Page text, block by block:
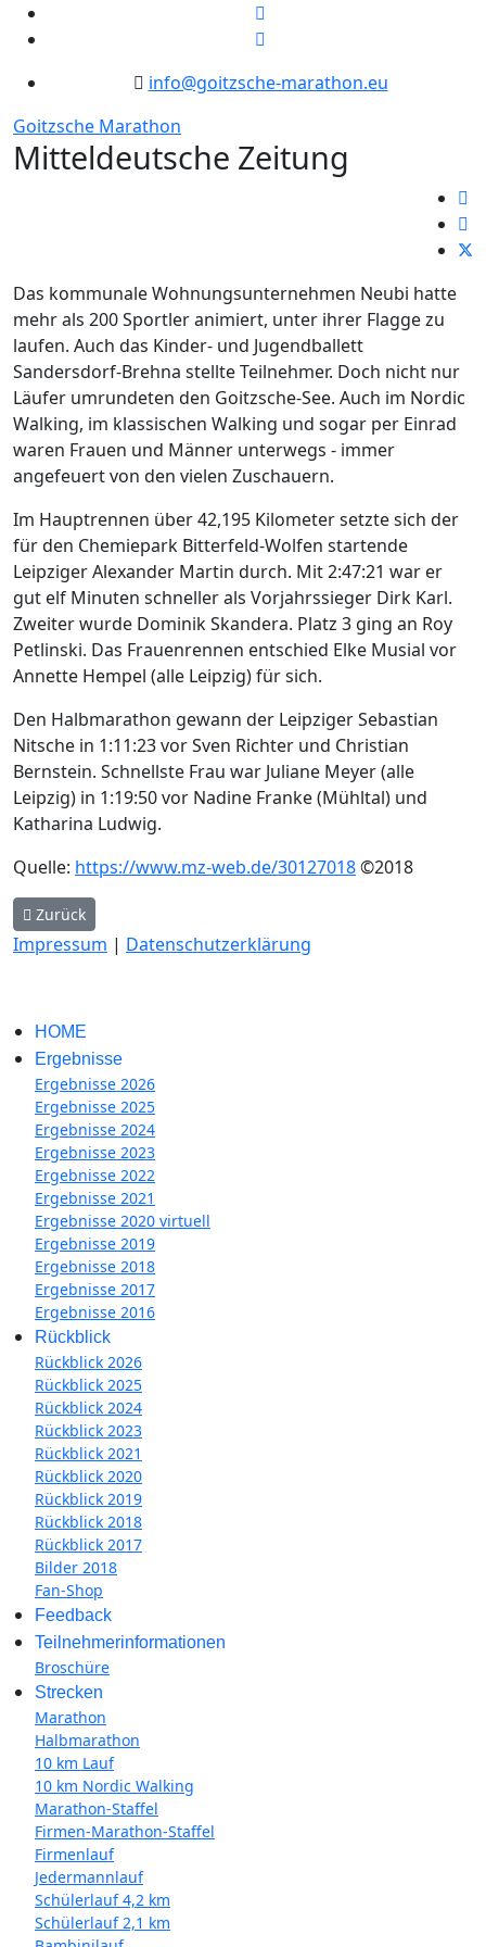
info@goitzsche-marathon.eu
Goitzsche Marathon
Mitteldeutsche Zeitung
Das kommunale Wohnungsunternehmen Neubi hatte
mehr als 200 Sportler animiert, unter ihrer Flagge zu
laufen. Auch das Kinder- und Jugendballett
Sandersdorf-Brehna stellte Teilnehmer. Doch nicht nur
Läufer umrundeten den Goitzsche-See. Auch im Nordic
Walking, im klassischen Walking und sogar per Einrad
waren Frauen und Männer unterwegs - immer
angefeuert von den vielen Zuschauern.
Im Hauptrennen über 42,195 Kilometer setzte sich der
für den Chemiepark Bitterfeld-Wolfen startende
Leipziger Alexander Martin durch. Mit 2:47:21 war er
gut elf Minuten schneller als Vorjahrssieger Dirk Karl.
Zweiter wurde Dominik Skandera. Platz 3 ging an Roy
Petlinski. Das Frauenrennen entschied Elke Musial vor
Annette Hempel (alle Leipzig) für sich.
Den Halbmarathon gewann der Leipziger Sebastian
Nitsche in 1:11:23 vor Sven Richter und Christian
Bernstein. Schnellste Frau war Juliane Meyer (alle
Leipzig) in 1:19:50 vor Nadine Franke (Mühltal) und
Katharina Ludwig.
Quelle: https://www.mz-web.de/30127018©2018
Vorheriger Beitrag: Teilnehmer-Rekord beim Goitzsche-
Zurück
Impressum | Datenschutzerklärung
HOME
Ergebnisse
Ergebnisse 2026
Ergebnisse 2025
Ergebnisse 2024
Ergebnisse 2023
Ergebnisse 2022
Ergebnisse 2021
Ergebnisse 2020 virtuell
Ergebnisse 2019
Ergebnisse 2018
Ergebnisse 2017
Ergebnisse 2016
Rückblick
Rückblick 2026
Rückblick 2025
Rückblick 2024
Rückblick 2023
Rückblick 2021
Rückblick 2020
Rückblick 2019
Rückblick 2018
Rückblick 2017
Bilder 2018
Fan-Shop
Feedback
Teilnehmerinformationen
Broschüre
Strecken
Marathon
Halbmarathon
10 km Lauf
10 km Nordic Walking
Marathon-Staffel
Firmen-Marathon-Staffel
Firmenlauf
Jedermannlauf
Schülerlauf 4,2 km
Schülerlauf 2,1 km